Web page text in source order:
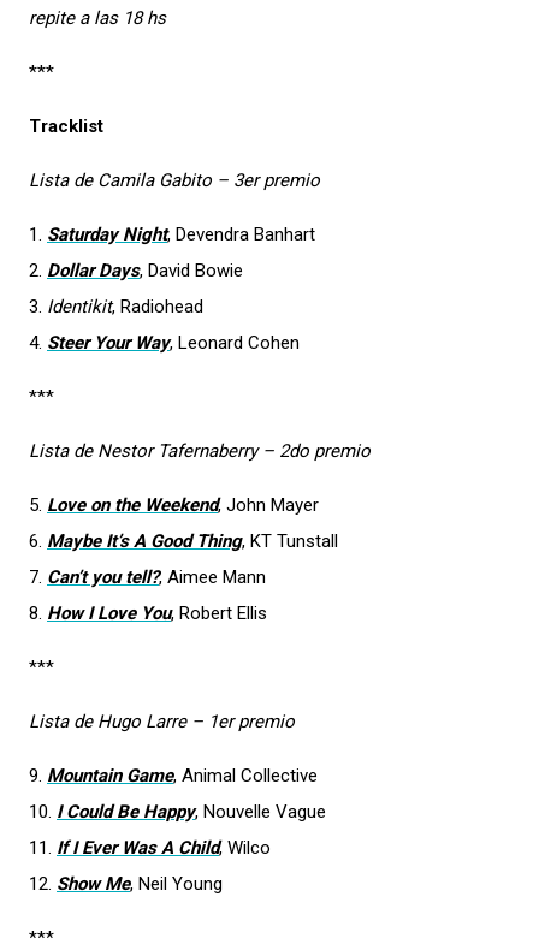
repite a las 18 hs
***
Tracklist
Lista de Camila Gabito – 3er premio
1. Saturday Night, Devendra Banhart
2. Dollar Days, David Bowie
3. Identikit, Radiohead
4. Steer Your Way, Leonard Cohen
***
Lista de Nestor Tafernaberry – 2do premio
5. Love on the Weekend, John Mayer
6. Maybe It’s A Good Thing, KT Tunstall
7. Can’t you tell?, Aimee Mann
8. How I Love You, Robert Ellis
***
Lista de Hugo Larre – 1er premio
9. Mountain Game, Animal Collective
10. I Could Be Happy, Nouvelle Vague
11. If I Ever Was A Child, Wilco
12. Show Me, Neil Young
***